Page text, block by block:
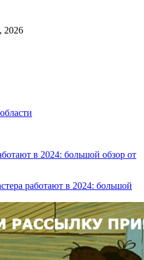
2026
в 2024: большой обзор от
работают в 2024: большой